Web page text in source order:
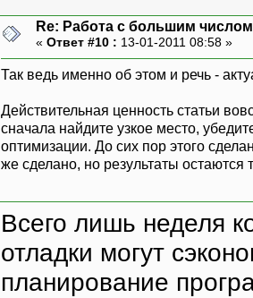
Re: Работа с большим
« Ответ #10 : 13-01-2011 08:58 »
Так ведь именно об этом и речь -
Действительная ценность статьи
сначала найдите узкое место,
оптимизации. До сих пор этого
же сделано, но результаты остаются
Всего лишь неделя
отладки могут
планирование